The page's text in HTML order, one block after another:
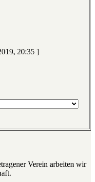
20:35 ]
Verein arbeiten wir